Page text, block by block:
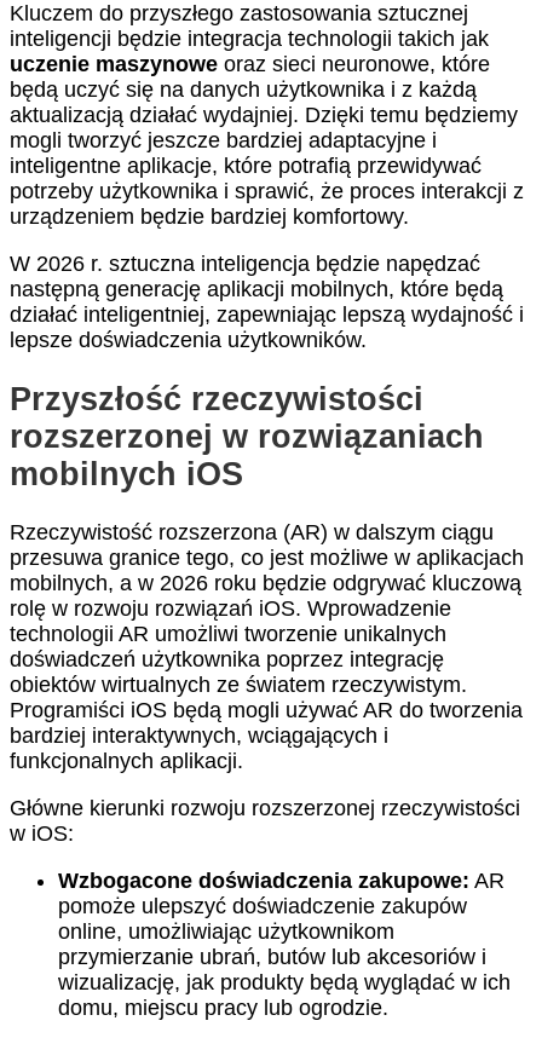
Kluczem do przyszłego zastosowania sztucznej
inteligencji będzie integracja technologii takich jak
uczenie maszynowe oraz sieci neuronowe, które
będą uczyć się na danych użytkownika i z każdą
aktualizacją działać wydajniej. Dzięki temu będziemy
mogli tworzyć jeszcze bardziej adaptacyjne i
inteligentne aplikacje, które potrafią przewidywać
potrzeby użytkownika i sprawić, że proces interakcji z
urządzeniem będzie bardziej komfortowy.
W 2026 r. sztuczna inteligencja będzie napędzać
następną generację aplikacji mobilnych, które będą
działać inteligentniej, zapewniając lepszą wydajność i
lepsze doświadczenia użytkowników.
Przyszłość rzeczywistości
rozszerzonej w rozwiązaniach
mobilnych iOS
Rzeczywistość rozszerzona (AR) w dalszym ciągu
przesuwa granice tego, co jest możliwe w aplikacjach
mobilnych, a w 2026 roku będzie odgrywać kluczową
rolę w rozwoju rozwiązań iOS. Wprowadzenie
technologii AR umożliwi tworzenie unikalnych
doświadczeń użytkownika poprzez integrację
obiektów wirtualnych ze światem rzeczywistym.
Programiści iOS będą mogli używać AR do tworzenia
bardziej interaktywnych, wciągających i
funkcjonalnych aplikacji.
Główne kierunki rozwoju rozszerzonej rzeczywistości
w iOS:
Wzbogacone doświadczenia zakupowe: AR
pomoże ulepszyć doświadczenie zakupów
online, umożliwiając użytkownikom
przymierzanie ubrań, butów lub akcesoriów i
wizualizację, jak produkty będą wyglądać w ich
domu, miejscu pracy lub ogrodzie.